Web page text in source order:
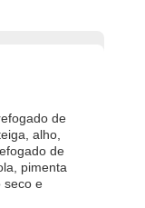
de
alho,
de
pimenta
seco e